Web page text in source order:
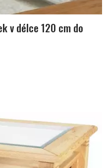
v délce 120 cm do